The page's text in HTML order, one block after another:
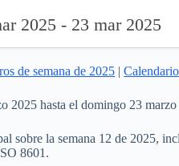
2025 - 23 mar 2025
de semana de 2025 |
2025 hasta el domingo 23
sobre la semana 12 de 2025,
8601.